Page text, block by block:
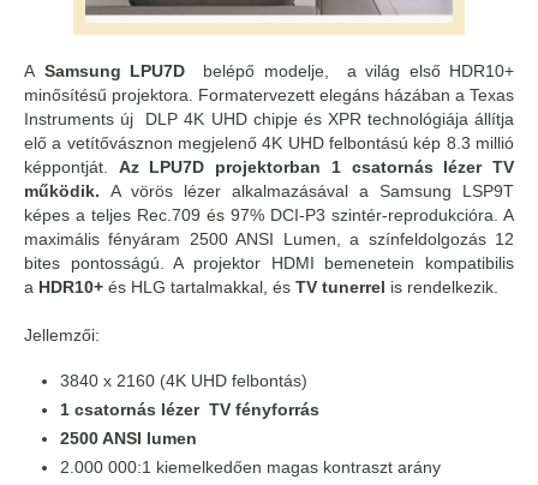
A Samsung LPU7D belépő modelje, a világ első HDR10+
minősítésű projektora. Formatervezett elegáns házában a Texas
Instruments új DLP 4K UHD chipje és XPR technológiája állítja
elő a vetítővásznon megjelenő 4K UHD felbontású kép 8.3 millió
képpontját. Az LPU7D projektorban 1 csatornás lézer TV
működik. A vörös lézer alkalmazásával a Samsung LSP9T
képes a teljes Rec.709 és 97% DCI-P3 szintér-reprodukcióra. A
maximális fényáram 2500 ANSI Lumen, a színfeldolgozás 12
bites pontosságú. A projektor HDMI bemenetein kompatibilis
a HDR10+ és HLG tartalmakkal, és TV tunerrel is rendelkezik.
Jellemzői:
3840 x 2160 (4K UHD felbontás)
1 csatornás lézer TV fényforrás
2500 ANSI lumen
2.000 000:1 kiemelkedően magas kontraszt arány